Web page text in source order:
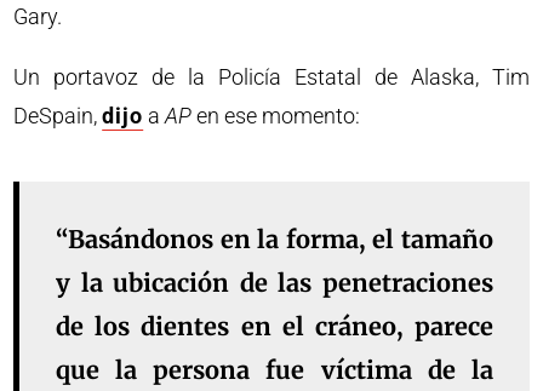
Gary.
Un portavoz de la Policía Estatal de Alaska, Tim
DeSpain,dijo aAPen ese momento:
“Basándonos en la forma, el tamaño
y la ubicación de las penetraciones
de los dientes en el cráneo, parece
que la persona fue víctima de la